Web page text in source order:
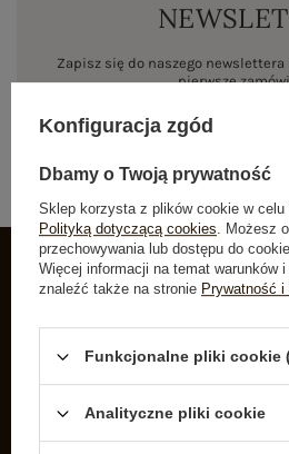
Zapisz się do naszego newslettera
pierwsze
INFORMACJE O BUTIK
Listy zakupowe
Lista zakupionych produktów
Konfiguracja zgód
Dbamy o Twoją prywatność
Sklep korzysta z plików cookie w celu
Polityką dotyczącą cookies. Możesz
przechowywania lub dostępu do
Więcej informacji na temat warunków
znaleźć także na stronie Prywatność i
Funkcjonalne pliki cookie
Analityczne pliki cookie